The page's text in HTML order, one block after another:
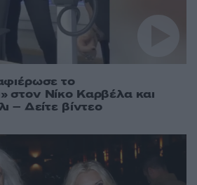
το
στον Νίκο Καρβέλα και
– Δείτε βίντεο